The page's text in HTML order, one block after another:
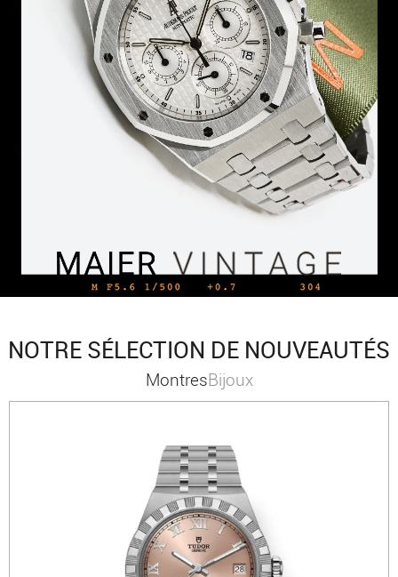
NOTRE SÉLECTION DE NOUVEAUTÉS
MontresBijoux